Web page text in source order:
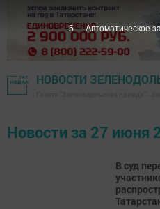
НОВОСТИ
Новости за 27 июня
В суд
5 Автоматическое